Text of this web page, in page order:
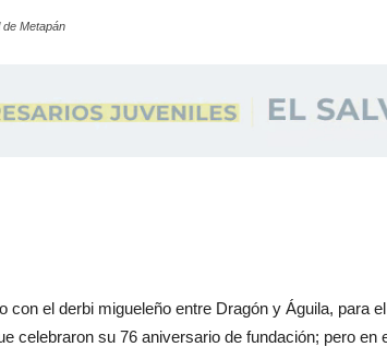
de Metapán
con el derbi migueleño entre Dragón y Águila, para
celebraron su 76 aniversario de fundación; pero en